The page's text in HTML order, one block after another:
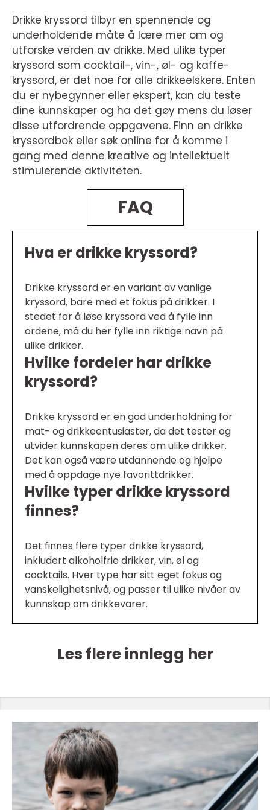
Drikke kryssord tilbyr en spennende og
underholdende måte å lære mer om og
utforske verden av drikke. Med ulike typer
kryssord som cocktail-, vin-, øl- og kaffe-
kryssord, er det noe for alle drikkeelskere. Enten
du er nybegynner eller ekspert, kan du teste
dine kunnskaper og ha det gøy mens du løser
disse utfordrende oppgavene. Finn en drikke
kryssordbok eller søk online for å komme i
gang med denne kreative og intellektuelt
stimulerende aktiviteten.
FAQ
Hva er drikke kryssord?
Drikke kryssord er en variant av vanlige
kryssord, bare med et fokus på drikker. I
stedet for å løse kryssord ved å fylle inn
ordene, må du her fylle inn riktige navn på
ulike drikker.
Hvilke fordeler har drikke
kryssord?
Drikke kryssord er en god underholdning for
mat- og drikkeentusiaster, da det tester og
utvider kunnskapen deres om ulike drikker.
Det kan også være utdannende og hjelpe
med å oppdage nye favorittdrikker.
Hvilke typer drikke kryssord
finnes?
Det finnes flere typer drikke kryssord,
inkludert alkoholfrie drikker, vin, øl og
cocktails. Hver type har sitt eget fokus og
vanskelighetsnivå, og passer til ulike nivåer av
kunnskap om drikkevarer.
Les flere innlegg her